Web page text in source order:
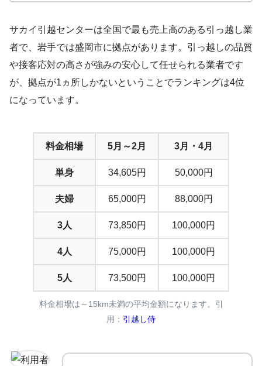
サカイ引越センターは全国で最も売上高のある引っ越し業
者で、岩手では盛岡市に拠点があります。引っ越しの品質
や接客応対の高さが強みの安心して任せられる業者です
が、拠点が1ヵ所しかないということでランキングは4位
になっています。
料金相場 5月～2月 3月・4月
単身 34,605円 50,000円
夫婦 65,000円 88,000円
3人 73,850円 100,000円
4人 75,000円 100,000円
5人 73,500円 100,000円
料金相場は～15km未満の平均金額になります。引
用： 引越し侍